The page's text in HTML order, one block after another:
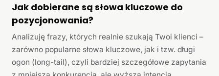
Jak dobierane są słowa kluczowe do
pozycjonowania?
Analizuję frazy, których realnie szukają Twoi klienci –
zarówno popularne słowa kluczowe, jak i tzw. długi
ogon (long-tail), czyli bardziej szczegółowe zapytania